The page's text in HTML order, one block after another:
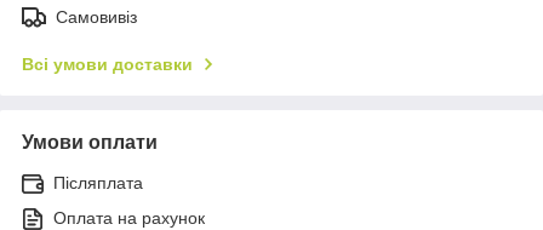
Самовивіз
Всі умови доставки
Умови оплати
Післяплата
Оплата на рахунок